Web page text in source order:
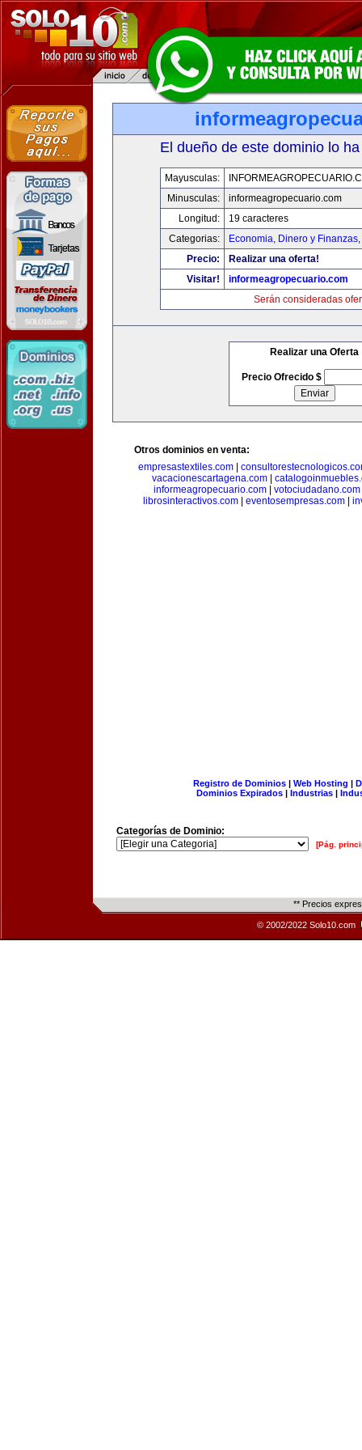
El dueño de este dominio lo
Mayusculas:
Minusculas:
informeagropecuario.com
Longitud:
19 caracteres
Categorias:
Economia, Dinero y Finanzas,
Precio:
Realizar una oferta!
Visitar!
informeagropecuario.com
Serán consideradas
Realizar una Oferta
Precio Ofrecido $
Otros dominios en venta:
empresastextiles.com|
vacacionescartagena.com
informeagropecuario.com| votociudadano.com
librosinteractivos.com| eventosempresas.com|
Registro de Dominios| Web Hosting |
Dominios Expirados | Industrias |
Categorías de Dominio:
[Pág.
** Precios
© 2002/2022 Solo10.com